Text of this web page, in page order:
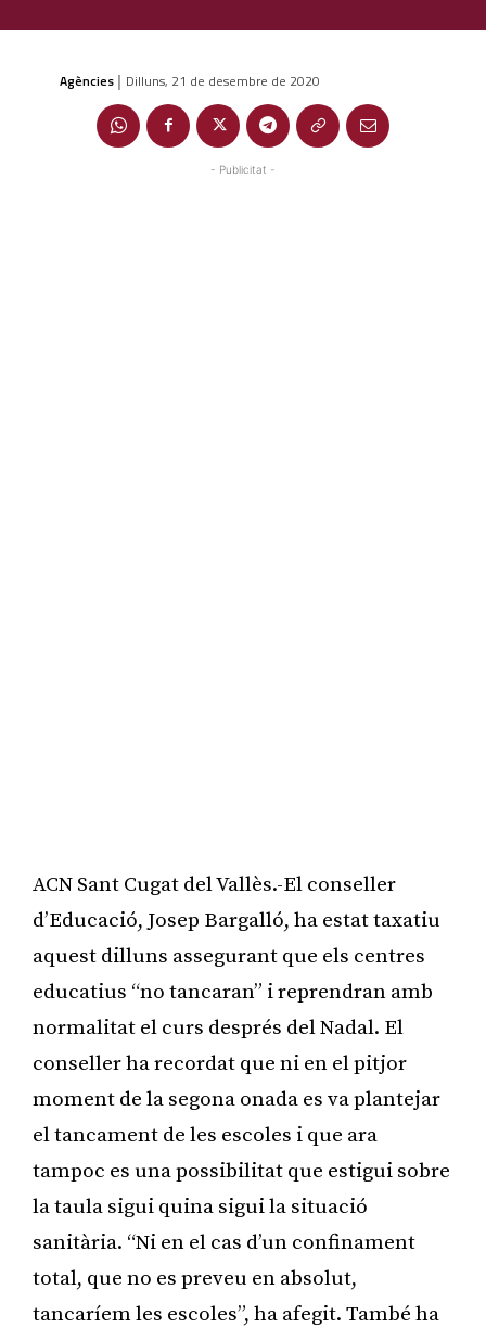
Agències | Dilluns, 21 de desembre de 2020
- Publicitat -
ACN Sant Cugat del Vallès.-El conseller
d’Educació, Josep Bargalló, ha estat taxatiu
aquest dilluns assegurant que els centres
educatius “no tancaran” i reprendran amb
normalitat el curs després del Nadal. El
conseller ha recordat que ni en el pitjor
moment de la segona onada es va plantejar
el tancament de les escoles i que ara
tampoc es una possibilitat que estigui sobre
la taula sigui quina sigui la situació
sanitària. “Ni en el cas d’un confinament
total, que no es preveu en absolut,
tancaríem les escoles”, ha afegit. També ha